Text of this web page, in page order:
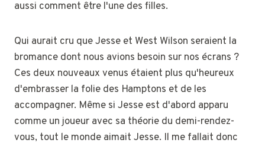
aussi comment être l'une des filles.
Qui aurait cru que Jesse et West Wilson seraient la
bromance dont nous avions besoin sur nos écrans ?
Ces deux nouveaux venus étaient plus qu'heureux
d'embrasser la folie des Hamptons et de les
accompagner. Même si Jesse est d'abord apparu
comme un joueur avec sa théorie du demi-rendez-
vous, tout le monde aimait Jesse. Il me fallait donc